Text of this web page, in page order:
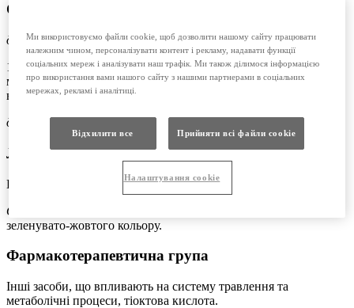
Склад:
діюча речовина:тіоктова кислота;
1 ампула по 12 мл концентрату для розчину для інфузій
містить етилендіамінової солі тіоктової кислоти 388 мг, що
відповідає 300 мг тіоктової кислоти;
допоміжні речовини:
пропіленгліколь, вода для ін’єкцій.
Лікарська форма
Концентрат для розчину для інфузій.
Основні фізико-хімічні властивості:
зеленувато-жовтого кольору.
Фармакотерапевтична група
Інші засоби, що впливають на систему травлення та
метаболічні процеси, тіоктова кислота.
Ми використовуємо файли cookie, щоб дозволити нашому сайту працювати
належним чином, персоналізувати контент і рекламу, надавати функції
соціальних мереж і аналізувати наш трафік. Ми також ділимося інформацією
про використання вами нашого сайту з нашими партнерами в соціальних
мережах, рекламі і аналітиці.
Відхилити все Прийняти всі файли сookie
Налаштування cookie